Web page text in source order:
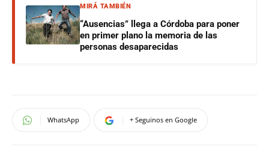
MIRÁ TAMBIÉN
“Ausencias” llega a Córdoba para poner
en primer plano la memoria de las
personas desaparecidas
WhatsApp + Seguinos en Google